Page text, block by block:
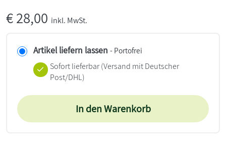
€28,00 inkl. MwSt.
Artikel liefern lassen - Portofrei
Sofort lieferbar(Versand mit Deutscher
Post/DHL)
In den Warenkorb